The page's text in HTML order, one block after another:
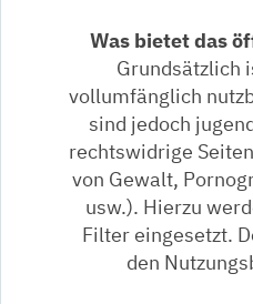
Was bietet das
Grundsätzlich
vollumfänglich
sind jedoch
rechtswidrige
von Gewalt,
usw.). Hierzu
Filter eingesetzt.
den